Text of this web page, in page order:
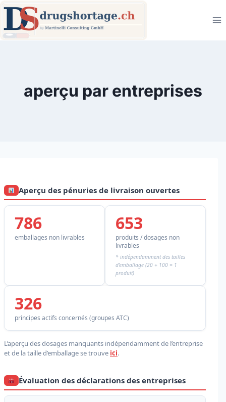
Zum
Inhalt
springen
aperçu par entreprises
Aperçu des pénuries de livraison ouvertes
786
emballages non livrables
653
produits / dosages non
livrables
* indépendamment des tailles
d’emballage (20 + 100 = 1
produit)
326
principes actifs concernés (groupes ATC)
L’aperçu des dosages manquants indépendamment de l’entreprise
et de la taille d’emballage se trouve ici.
Évaluation des déclarations des entreprises